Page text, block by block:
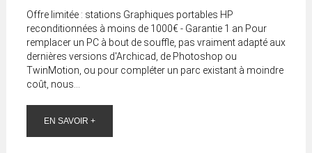
Offre limitée : stations Graphiques portables HP
reconditionnées à moins de 1000€ - Garantie 1 an Pour
remplacer un PC à bout de souffle, pas vraiment adapté aux
dernières versions d'Archicad, de Photoshop ou
TwinMotion, ou pour compléter un parc existant à moindre
coût, nous...
EN SAVOIR +